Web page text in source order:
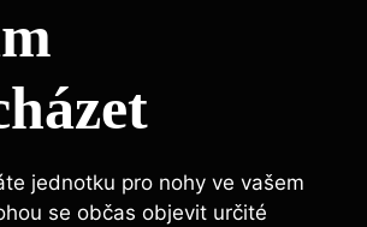
jednotku pro nohy ve vašem
se občas objevit určité